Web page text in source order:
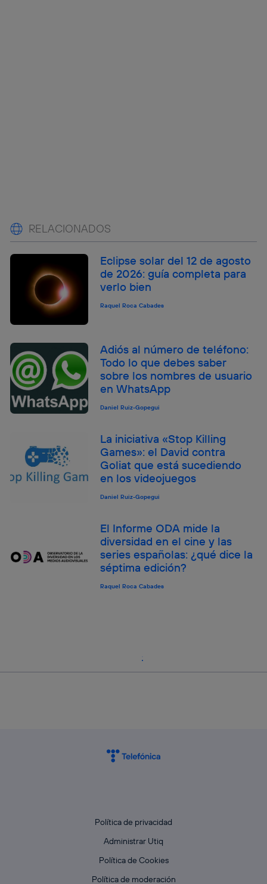
RELACIONADOS
Eclipse solar del 12 de agosto
de 2026: guía completa para
verlo bien
Raquel Roca Cabades
Adiós al número de teléfono:
Todo lo que debes saber
sobre los nombres de usuario
en WhatsApp
Daniel Ruiz-Gopegui
La iniciativa «Stop Killing
Games»: el David contra
Goliat que está sucediendo
en los videojuegos
Daniel Ruiz-Gopegui
El Informe ODA mide la
diversidad en el cine y las
series españolas: ¿qué dice la
séptima edición?
Raquel Roca Cabades
Política de privacidad
Administrar Utiq
Política de Cookies
Política de moderación